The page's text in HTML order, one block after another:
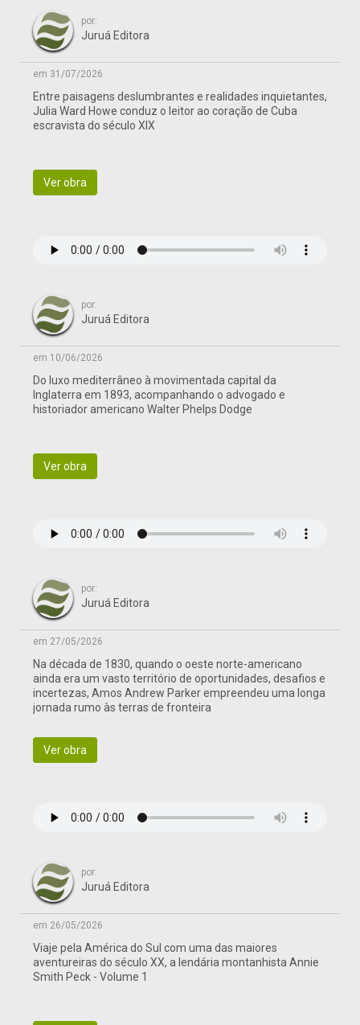
por:
Juruá Editora
em 31/07/2026
Entre paisagens deslumbrantes e realidades inquietantes,
Julia Ward Howe conduz o leitor ao coração de Cuba
escravista do século XIX
Ver obra
por:
Juruá Editora
em 10/06/2026
Do luxo mediterrâneo à movimentada capital da
Inglaterra em 1893, acompanhando o advogado e
historiador americano Walter Phelps Dodge
Ver obra
por:
Juruá Editora
em 27/05/2026
Na década de 1830, quando o oeste norte-americano
ainda era um vasto território de oportunidades, desafios e
incertezas, Amos Andrew Parker empreendeu uma longa
jornada rumo às terras de fronteira
Ver obra
por:
Juruá Editora
em 26/05/2026
Viaje pela América do Sul com uma das maiores
aventureiras do século XX, a lendária montanhista Annie
Smith Peck - Volume 1